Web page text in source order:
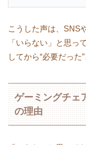
こうした声は、SNS
「いらない」と思っ
してから“必要だった
ゲーミングチェ
の理由